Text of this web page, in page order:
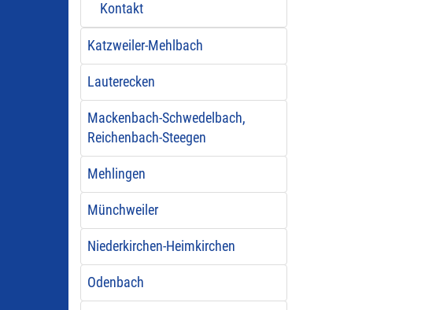
Kontakt
Katzweiler-Mehlbach
Lauterecken
Mackenbach-Schwedelbach,
Reichenbach-Steegen
Mehlingen
Münchweiler
Niederkirchen-Heimkirchen
Odenbach